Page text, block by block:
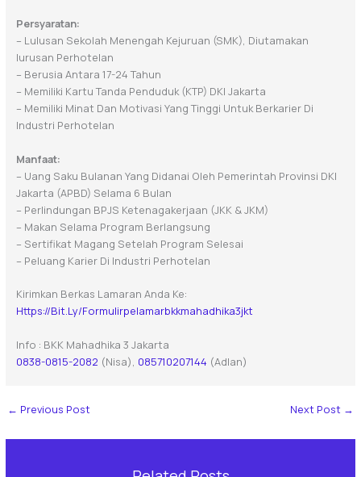
Persyaratan:
– Lulusan Sekolah Menengah Kejuruan (SMK), Diutamakan
Iurusan Perhotelan
– Berusia Antara 17-24 Tahun
– Memiliki Kartu Tanda Penduduk (KTP) DKI Jakarta
– Memiliki Minat Dan Motivasi Yang Tinggi Untuk Berkarier Di
Industri Perhotelan
Manfaat:
– Uang Saku Bulanan Yang Didanai Oleh Pemerintah Provinsi DKI
Jakarta (APBD) Selama 6 Bulan
– Perlindungan BPJS Ketenagakerjaan (JKK & JKM)
– Makan Selama Program Berlangsung
– Sertifikat Magang Setelah Program Selesai
– Peluang Karier Di Industri Perhotelan
Kirimkan Berkas Lamaran Anda Ke:
Https://bit.ly/formulirpelamarbkkmahadhika3jkt
Info : BKK Mahadhika 3 Jakarta
0838-0815-2082 (Nisa), 085710207144 (Adlan)
← Previous Post Next Post →